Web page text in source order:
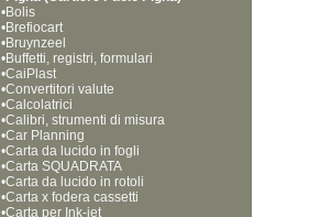
•Bolis
•Brefiocart
•Bruynzeel
•Buffetti, registri, formulari
•CaiPlast
•Convertitori valute
•Calcolatrici
•Calibri, strumenti di misura
•Car Planning
•Carta da lucido in fogli
•Carta SQUADRATA
•Carta da lucido in rotoli
•Carta x fodera cassetti
•Carta per Ink-jet